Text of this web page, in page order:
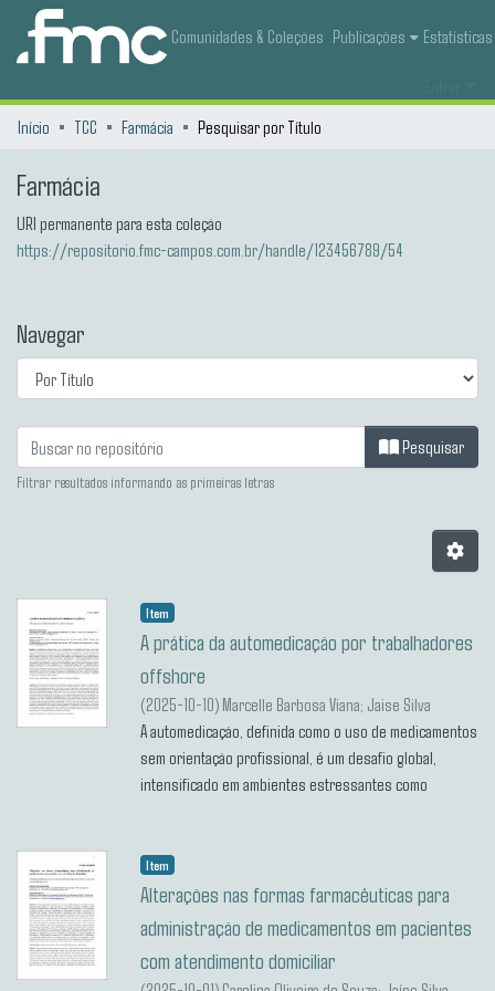
Comunidades & Coleções Publicações Estatísticas
Início
TCC Farmácia Pesquisar por Título
Farmácia
URI permanente para esta coleção
https://repositorio.fmc-campos.com.br/handle/123456789/54
Navegar
Pesquisar
Filtrar resultados informando as primeiras letras
Item
A prática da automedicação por trabalhadores
offshore
(2025-10-10) Marcelle Barbosa Viana; Jaise Silva
Ferreira
A automedicação, definida como o uso de medicamentos
sem orientação profissional, é um desafio global,
intensificado em ambientes estressantes como
buscou avaliar a prevalência de automedicação, classes
de medicamentos utilizadas e motivações para essa
prática por trabalhadores offshore. A pesquisa
envolveu 25 participantes, com dados coletados via
Google Forms®, no período de maio a junho de 2025,
Item
Alterações nas formas farmacêuticas para
administração de medicamentos em pacientes
com atendimento domiciliar